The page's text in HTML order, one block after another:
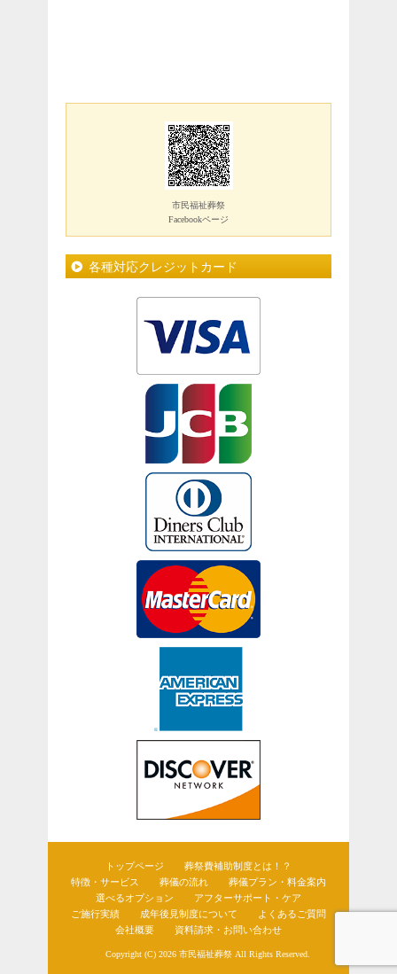
市民福祉葬祭
Facebookページ
各種対応クレジットカード
トップページ
葬祭費補助制度とは！？
特徴・サービス
葬儀の流れ
葬儀プラン・料金案内
選べるオプション
アフターサポート・ケア
ご施行実績
成年後見制度について
よくあるご質問
会社概要
資料請求・お問い合わせ
Copyright (C) 2026 市民福祉葬祭All Rights Reserved.